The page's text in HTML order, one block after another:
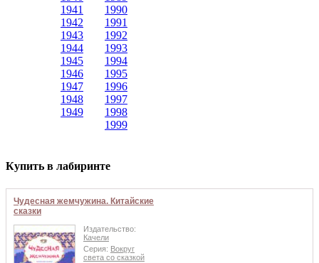
1941
1942
1943
1944
1945
1946
1947
1948
1949
1990
1991
1992
1993
1994
1995
1996
1997
1998
1999
Купить в лабиринте
Чудесная жемчужина. Китайские
сказки
Издательство:
Качели
Серия: Вокруг
света со сказкой